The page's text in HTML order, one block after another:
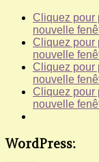
Cliquez pour
nouvelle
Cliquez pour
nouvelle
Cliquez pour
nouvelle
Cliquez pour
nouvelle
WordPress: